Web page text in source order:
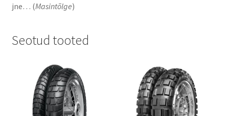
jne… (Masintõlge)
Seotud tooted